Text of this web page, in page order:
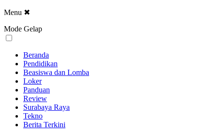
Menu ✖
Mode Gelap
Beranda
Pendidikan
Beasiswa dan Lomba
Loker
Panduan
Review
Surabaya Raya
Tekno
Berita Terkini